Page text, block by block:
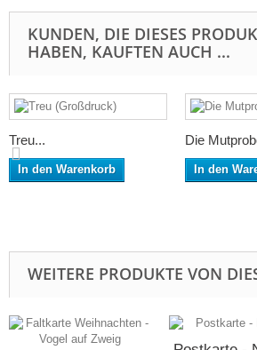
KUNDEN, DIE DIESES
HABEN, KAUFTEN AUCH ...
Treu...
In den Warenkorb
Die
In den
WEITERE PRODUKTE VON